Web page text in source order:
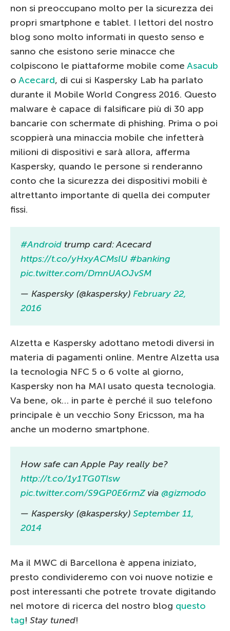
non si preoccupano molto per la sicurezza dei
propri smartphone e tablet. I lettori del nostro
blog sono molto informati in questo senso e
sanno che esistono serie minacce che
colpiscono le piattaforme mobile come Asacub
o Acecard, di cui si Kaspersky Lab ha parlato
durante il Mobile World Congress 2016. Questo
malware è capace di falsificare più di 30 app
bancarie con schermate di phishing. Prima o poi
scoppierà una minaccia mobile che infetterà
milioni di dispositivi e sarà allora, afferma
Kaspersky, quando le persone si renderanno
conto che la sicurezza dei dispositivi mobili è
altrettanto importante di quella dei computer
fissi.
#Android trump card: Acecard
https://t.co/yHxyACMslU #banking
pic.twitter.com/DmnUAOJvSM
— Kaspersky (@kaspersky) February 22,
2016
Alzetta e Kaspersky adottano metodi diversi in
materia di pagamenti online. Mentre Alzetta usa
la tecnologia NFC 5 o 6 volte al giorno,
Kaspersky non ha MAI usato questa tecnologia.
Va bene, ok… in parte è perché il suo telefono
principale è un vecchio Sony Ericsson, ma ha
anche un moderno smartphone.
How safe can Apple Pay really be?
http://t.co/1y1TG0Tlsw
pic.twitter.com/S9GP0E6rmZvia @gizmodo
— Kaspersky (@kaspersky) September 11,
2014
Ma il MWC di Barcellona è appena iniziato,
presto condivideremo con voi nuove notizie e
post interessanti che potrete trovate digitando
nel motore di ricerca del nostro blog questo
tag! Stay tuned!